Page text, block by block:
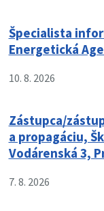
Špecialista
Energetická
10. 8. 2026
Zástupca/
a propagáciu,
Vodárenská 3,
7. 8. 2026